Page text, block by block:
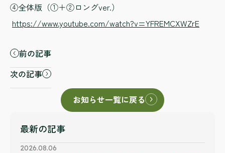
④全体版（①＋②ロングver.）
https://www.youtube.com/watch?v=YFREMCXWZrE
前の記事
次の記事
お知らせ一覧に戻る
最新の記事
2026.08.06